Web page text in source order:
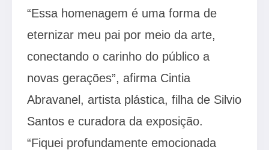
“Essa homenagem é uma forma de
eternizar meu pai por meio da arte,
conectando o carinho do público a
novas gerações”, afirma Cintia
Abravanel, artista plástica, filha de Silvio
Santos e curadora da exposição.
“Fiquei profundamente emocionada